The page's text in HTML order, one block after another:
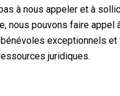
à nous appeler et à
nous pouvons faire appel
bénévoles exceptionnels
juridiques.